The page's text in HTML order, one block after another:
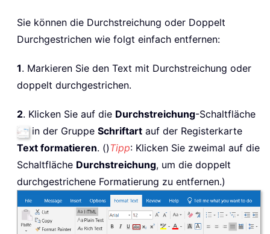
Sie können die Durchstreichung oder Doppelt
Durchgestrichen wie folgt einfach entfernen:
1. Markieren Sie den Text mit Durchstreichung oder
doppelt durchgestrichen.
2. Klicken Sie auf die Durchstreichung-Schaltfläche
in der Gruppe Schriftart auf der Registerkarte
Text formatieren. () Tipp: Klicken Sie zweimal auf die
Schaltfläche Durchstreichung, um die doppelt
durchgestrichene Formatierung zu entfernen.)